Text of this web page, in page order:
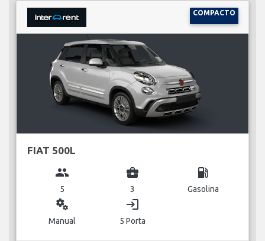
COMPACTO
FIAT 500L
group
5
business_center
3
local_gas_station
Gasolina
miscellaneous_services
Manual
login
5 Porta